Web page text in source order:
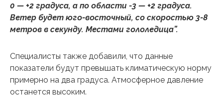
0 — +2 градуса, а по области -3 — +2 градуса.
Ветер будет юго-восточный, со скоростью 3-8
метров в секунду. Местами гололедица”.
Специалисты также добавили, что данные
показатели будут превышать климатическую норму
примерно на два градуса. Атмосферное давление
останется высоким.